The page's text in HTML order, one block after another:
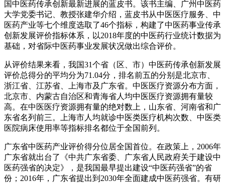
国中医药传承创新最新进展的蓝皮书。该书主编、广州中医药
大学党委书记、教授张建华介绍，蓝皮书从中医医疗服务、中
医药产业等七个维度选取了46个指标，构建了中医药事业传承
创新发展评价指标体系，以2018年度的中医药行业统计数据为
基础，对省际中医药事业发展状况做出综合评价。
从评价结果来看，我国31个省（区、市）中医药传承创新发展
评价总得分的平均分为71.04分，排名前五的分别是北京市、
浙江省、江苏省、上海市及广东省。中医医疗资源分布方面，
北京市、内蒙古自治区和青海省人均中医医疗资源拥有量较
高。在中医医疗资源拥有量的绝对数上，山东省、河南省和广
东省名列前三。上海市人均就诊中医类医疗机构次数、中医类
医院病床使用率等指标排名都位于全国前列。
广东省中医药产业评价得分位居全国首位。在政策上，2006年
广东省就出台了《中共广东省委、广东省人民政府关于建设中
医药强省的决定》，是我国最早提出建设“中医药强省”的省
份；2016年，广东省提出到2030年全面建成中医药强省。有研